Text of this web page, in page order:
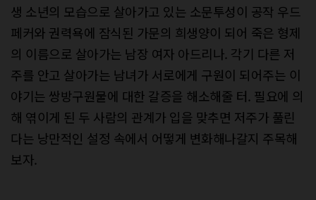
생 소년의 모습으로 살아가고 있는 소문투성이 공작 우드
페커와 권력욕에 잠식된 가문의 희생양이 되어 죽은 형제
의 이름으로 살아가는 남장 여자 아드리나. 각기 다른 저
주를 안고 살아가는 남녀가 서로에게 구원이 되어주는 이
야기는 쌍방구원물에 대한 갈증을 해소해줄 터. 필요에 의
해 엮이게 된 두 사람의 관계가 입을 맞추면 저주가 풀린
다는 낭만적인 설정 속에서 어떻게 변화해나갈지 주목해
보자.